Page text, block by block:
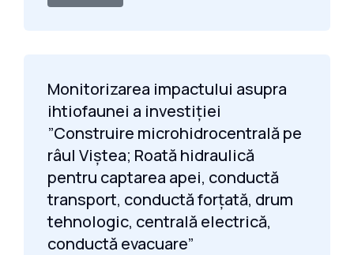
Monitorizarea impactului asupra
ihtiofaunei a investiției
”Construire microhidrocentrală pe
râul Viștea; Roată hidraulică
pentru captarea apei, conductă
transport, conductă forțată, drum
tehnologic, centrală electrică,
conductă evacuare”